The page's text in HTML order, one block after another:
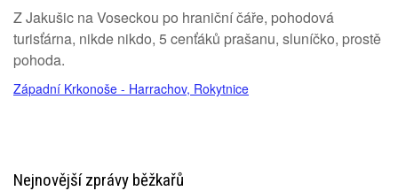
Z Jakušic na Voseckou po hraniční čáře, pohodová
turisťárna, nikde nikdo, 5 cenťáků prašanu, sluníčko, prostě
pohoda.
Západní Krkonoše - Harrachov, Rokytnice
Nejnovější zprávy běžkařů